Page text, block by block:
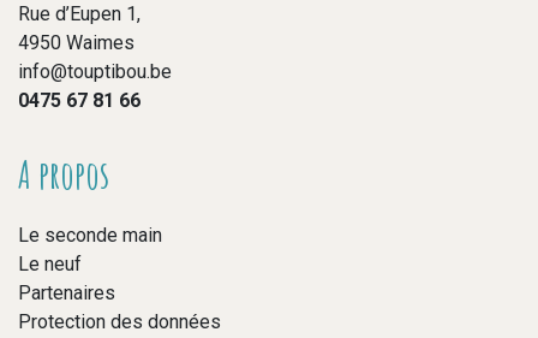
Rue d’Eupen 1,
4950 Waimes
info@touptibou.be
0475 67 81 66
A propos
Le seconde main
Le neuf
Partenaires
Protection des données